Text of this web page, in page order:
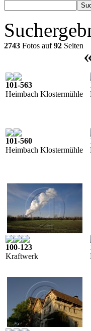
2743 Fotos auf92 Seiten
101-563
Heimbach Klostermühle
101-560
Heimbach Klostermühle
100-123
Kraftwerk